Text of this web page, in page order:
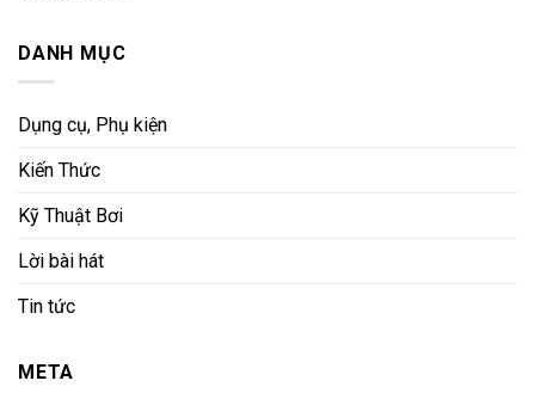
DANH MỤC
Dụng cụ, Phụ kiện
Kiến Thức
Kỹ Thuật Bơi
Lời bài hát
Tin tức
META